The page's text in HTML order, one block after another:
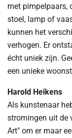
met pimpelpaars,
stoel, lamp of
kunnen het
verhogen. Er
écht uniek zijn.
een unieke
Harold Heikens
Als kunstenaar
stromingen uit de
Art" om er maar